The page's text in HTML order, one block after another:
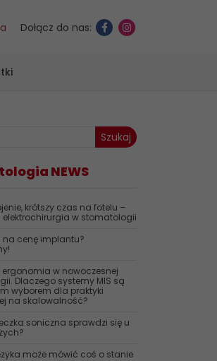
Dołącz do nas:
Szukaj
NEWS
krótszy czas na fotelu –
elektrochirurgia w stomatologii
na cenę implantu?
ergonomia w nowoczesnej
Dlaczego systemy MIS są
wyborem dla praktyki
na skalowalność?
soniczna sprawdzi się u
może mówić coś o stanie